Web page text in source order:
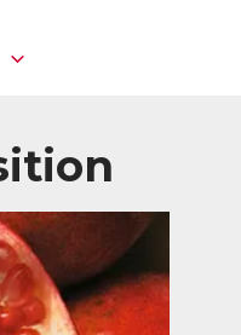
les couches
plus visibles du
souvent très mal
naturelle de la